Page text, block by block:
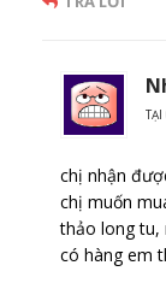
chị nhận
chị muốn
thảo long tu,
có hàng em